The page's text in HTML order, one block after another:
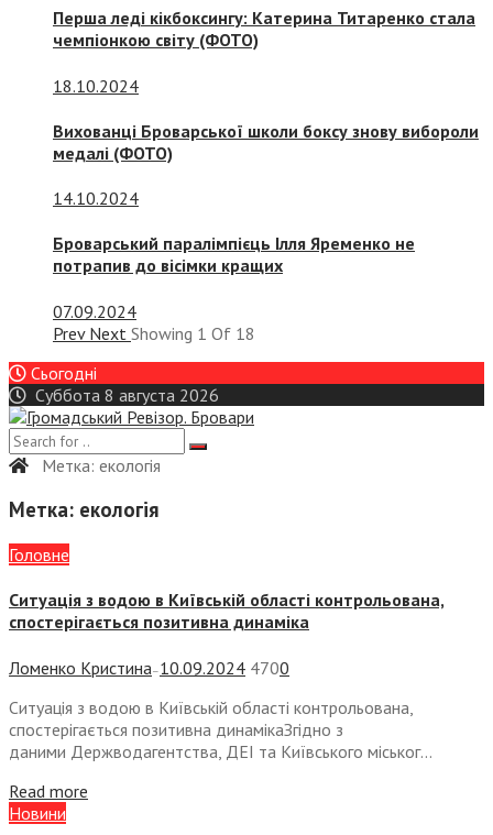
Перша леді кікбоксингу: Катерина Титаренко стала
чемпіонкою світу (ФОТО)
18.10.2024
Вихованці Броварської школи боксу знову вибороли
медалі (ФОТО)
14.10.2024
Броварський паралімпієць Ілля Яременко не
потрапив до вісімки кращих
07.09.2024
Prev Next Showing 1 Of 18
Сьогодні
Суббота 8 августа 2026
Метка: екологія
Метка: екологія
Головне
Ситуація з водою в Київській області контрольована,
спостерігається позитивна динаміка
Ломенко Кристина — 10.09.2024 4700
Ситуація з водою в Київській області контрольована,
спостерігається позитивна динамікаЗгідно з
даними Держводагентства, ДЕІ та Київського міськог...
Read more
Новини